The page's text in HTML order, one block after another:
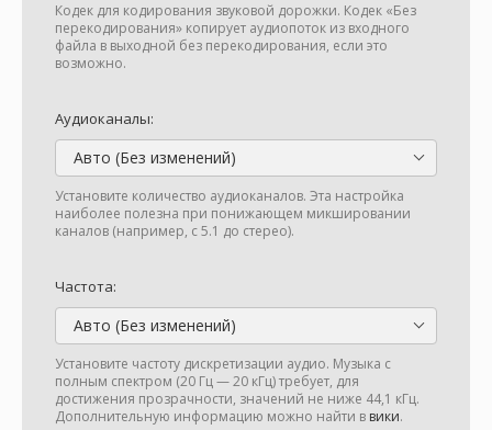
Кодек для кодирования звуковой дорожки. Кодек «Без
перекодирования» копирует аудиопоток из входного
файла в выходной без перекодирования, если это
возможно.
Аудиоканалы:
Авто (Без изменений)
Установите количество аудиоканалов. Эта настройка
наиболее полезна при понижающем микшировании
каналов (например, с 5.1 до стерео).
Частота:
Авто (Без изменений)
Установите частоту дискретизации аудио. Музыка с
полным спектром (20 Гц — 20 кГц) требует, для
достижения прозрачности, значений не ниже 44,1 кГц.
Дополнительную информацию можно найти в вики.